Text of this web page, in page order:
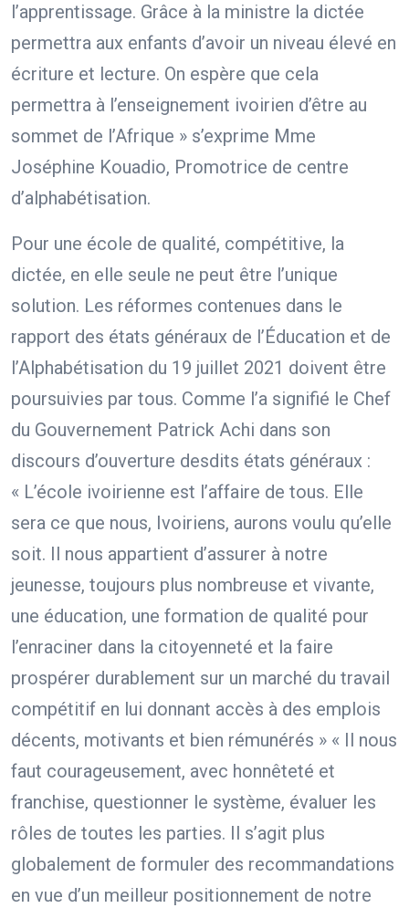
l’apprentissage. Grâce à la ministre la dictée
permettra aux enfants d’avoir un niveau élevé en
écriture et lecture. On espère que cela
permettra à l’enseignement ivoirien d’être au
sommet de l’Afrique » s’exprime Mme
Joséphine Kouadio, Promotrice de centre
d’alphabétisation.
Pour une école de qualité, compétitive, la
dictée, en elle seule ne peut être l’unique
solution. Les réformes contenues dans le
rapport des états généraux de l’Éducation et de
l’Alphabétisation du 19 juillet 2021 doivent être
poursuivies par tous. Comme l’a signifié le Chef
du Gouvernement Patrick Achi dans son
discours d’ouverture desdits états généraux :
« L’école ivoirienne est l’affaire de tous. Elle
sera ce que nous, Ivoiriens, aurons voulu qu’elle
soit. Il nous appartient d’assurer à notre
jeunesse, toujours plus nombreuse et vivante,
une éducation, une formation de qualité pour
l’enraciner dans la citoyenneté et la faire
prospérer durablement sur un marché du travail
compétitif en lui donnant accès à des emplois
décents, motivants et bien rémunérés » « Il nous
faut courageusement, avec honnêteté et
franchise, questionner le système, évaluer les
rôles de toutes les parties. Il s’agit plus
globalement de formuler des recommandations
en vue d’un meilleur positionnement de notre